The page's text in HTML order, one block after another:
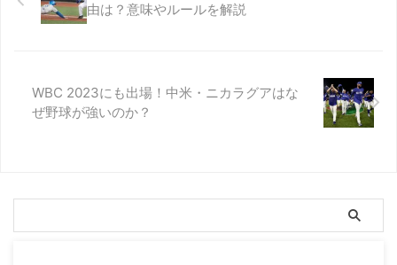
由は？意味やルールを解説
WBC 2023にも出場！中米・ニカラグアはな
ぜ野球が強いのか？